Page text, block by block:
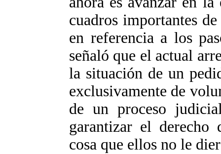
cuadros importantes
en referencia a los
señaló que el actual
la situación de un
exclusivamente de
de un proceso
garantizar el derecho
cosa que ellos no le